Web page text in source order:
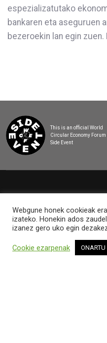
espezializatutako
bankaren eta aseguruen
bezeroekin lan egin
This is an official World
Circular Economy Forum
Side Event
Webgune honek cookieak
izateko. Honekin ados
izanez gero uko egin
Cookie ezarpenak ONARTU